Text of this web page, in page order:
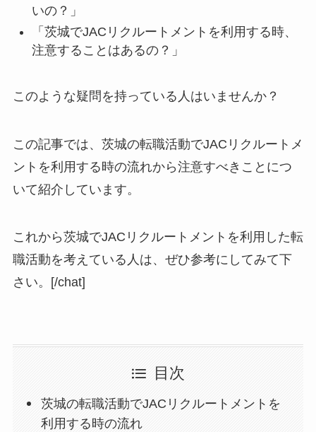
いの？」
「茨城でJACリクルートメントを利用する時、
注意することはあるの？」
このような疑問を持っている人はいませんか？
この記事では、茨城の転職活動でJACリクルートメ
ントを利用する時の流れから注意すべきことにつ
いて紹介しています。
これから茨城でJACリクルートメントを利用した転
職活動を考えている人は、ぜひ参考にしてみて下
さい。[/chat]
目次
茨城の転職活動でJACリクルートメントを
利用する時の流れ